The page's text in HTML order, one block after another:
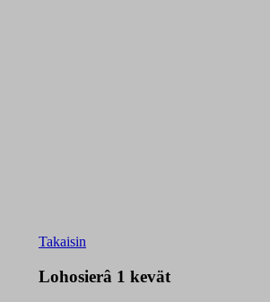
Takaisin
Lohosierâ 1 kevät